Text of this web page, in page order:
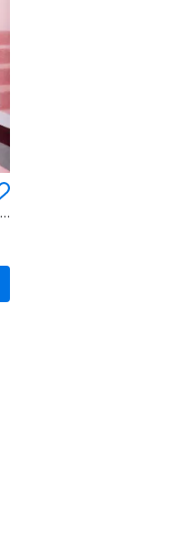
Туника из трикотажа с V-образным вырезом и разрезами